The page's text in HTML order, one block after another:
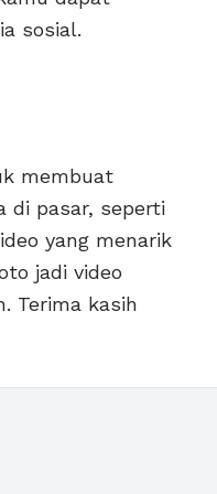
sosial.
membuat
di pasar, seperti
yang menarik
jadi video
Terima kasih